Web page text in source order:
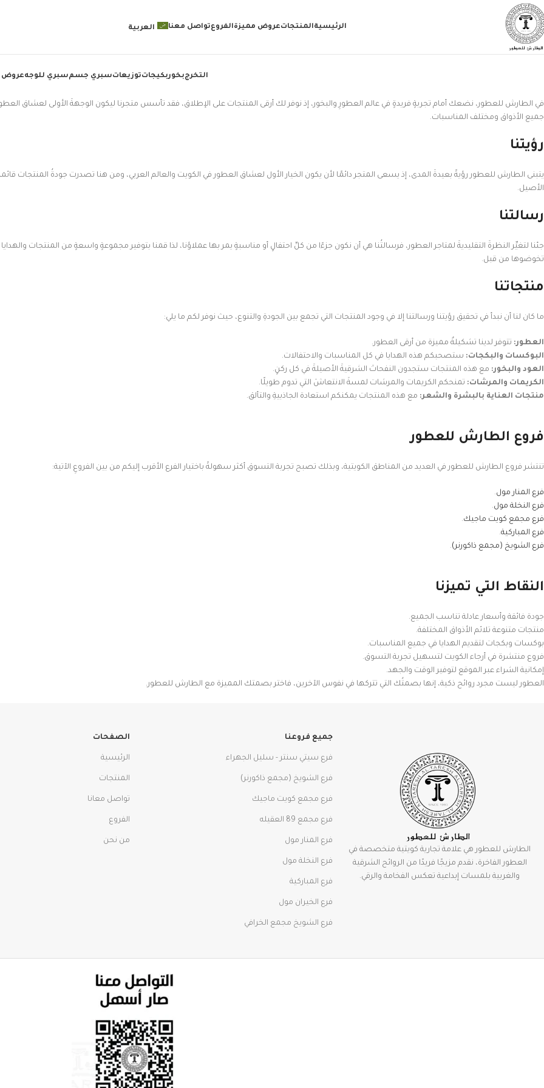
الرئيسيةالمنتجاتعروض مميزةالفروعتواصل معنا العربية
التخرجبخوربكيجاتتوزيعاتسبري جسمسبري للوجهعروض
في الطارش للعطور، نضعك أمام تجربةٍ فريدةٍ في عالم العطورِ والبخور، إذ نوفر لك أرقى المنتجات على الإطلاق، فقد تأسس متجرنا ليكون الوجهةَ الأولى لعشاق
جميع الأذواق ومختلف المناسبات.
رؤيتنا
يتبنى الطارش للعطور رؤيةً بعيدةَ المدى، إذ يسعى المتجر دائمًا لأن يكون الخيار الأول لعشاق العطور في الكويت والعالم العربي، ومن هنا تصدرت جودةُ المنتجات
الأصيل.
رسالتنا
جئنا لتغيِّر النظرةَ التقليديةَ لمتاجر العطور، فرسالتُنا هي أن نكون جزءًا من كلِّ احتفالٍ أو مناسبةٍ يمر بها عملاؤنا، لذا قمنا بتوفير مجموعةٍ واسعةٍ من المنتجات
تخوضوها من قبل.
منتجاتنا
ما كان لنا أن نبدأ في تحقيق رؤيتنا ورسالتنا إلا في وجود المنتجات التي تجمع بين الجودةِ والتنوع، حيث نوفر لكم ما يلي:
العطور: تتوفر لدينا تشكيلةٌ مميزة من أرقى العطور.
البوكسات والبكجات: ستصحبكم هذه الهدايا في كل المناسبات والاحتفالات.
العود والبخور: مع هذه المنتجات ستجدون النفحاتَ الشرقيةَ الأصيلةَ في كل ركنٍ.
الكريمات والمرشات: تمنحكم الكريمات والمرشات لمسةَ الانتعاشَ التي تدوم طويلًا.
منتجات العناية بالبشرة والشعر: مع هذه المنتجات يمكنكم استعادة الجاذبيةِ والتألق.
فروع الطارش للعطور
تنتشر فروع الطارش للعطور في العديد من المناطق الكويتية، وبذلك تصبح تجربة التسوق أكثر سهولةً باختيار الفرع الأقرب إليكم من بين الفروعِ الآتية:
فرع المنار مول.
فرع النخلة مول.
فرع مجمع كويت ماجيك.
فرع المباركية.
فرع الشويخ (مجمع ذاكورنر).
النقاط التي تميزنا
جودة فائقة وأسعار عادلة تناسب الجميع.
منتجات متنوعة تلائم الأذواق المختلفة.
بوكسات وبكجات لتقديم الهدايا في جميع المناسبات.
فروع منتشرة في أرجاء الكويت لتسهيل تجربة التسوق.
إمكانية الشراء عبر الموقع لتوفير الوقت والجهد.
العطور ليست مجرد روائح ذكية، إنها بصمتُك التي تتركها في نفوس الآخرين، فاختر بصمتك المميزة مع الطارش للعطور.
الطارش للعطور هي علامة تجارية كويتية متخصصة في
العطور الفاخرة، نقدم مزيجًا فريدًا من الروائح الشرقية
والغربية بلمسات إبداعية تعكس الفخامة والرقي.
جميع فروعنا
فرع سيتي سنتر - سليل الجهراء
فرع الشويخ (مجمع ذاكورنر)
فرع مجمع كويت ماجيك
فرع مجمع 89 العقيله
فرع المنار مول
فرع النخلة مول
فرع المباركية
فرع الخيران مول
فرع الشويخ مجمع الخرافي
الصفحات
الرئيسية
المنتجات
تواصل معانا
الفروع
من نحن